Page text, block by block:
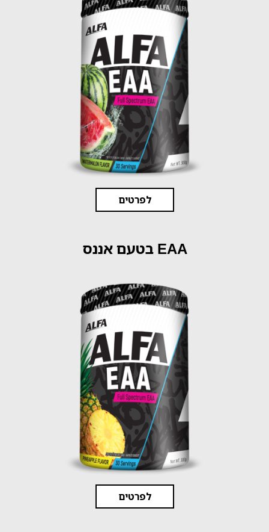
לפרטים
EAA בטעם אננס
לפרטים